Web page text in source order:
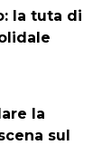
la tuta di
la
sul